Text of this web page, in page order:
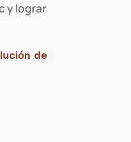
y lograr
de